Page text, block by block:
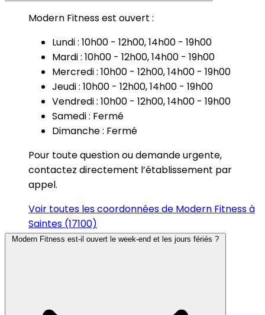
Modern Fitness est ouvert :
Lundi : 10h00 - 12h00, 14h00 - 19h00
Mardi : 10h00 - 12h00, 14h00 - 19h00
Mercredi : 10h00 - 12h00, 14h00 - 19h00
Jeudi : 10h00 - 12h00, 14h00 - 19h00
Vendredi : 10h00 - 12h00, 14h00 - 19h00
Samedi : Fermé
Dimanche : Fermé
Pour toute question ou demande urgente,
contactez directement l’établissement par
appel.
Voir toutes les coordonnées de Modern Fitness à
Saintes (17100)
Modern Fitness est-il ouvert le week-end et les jours fériés ?